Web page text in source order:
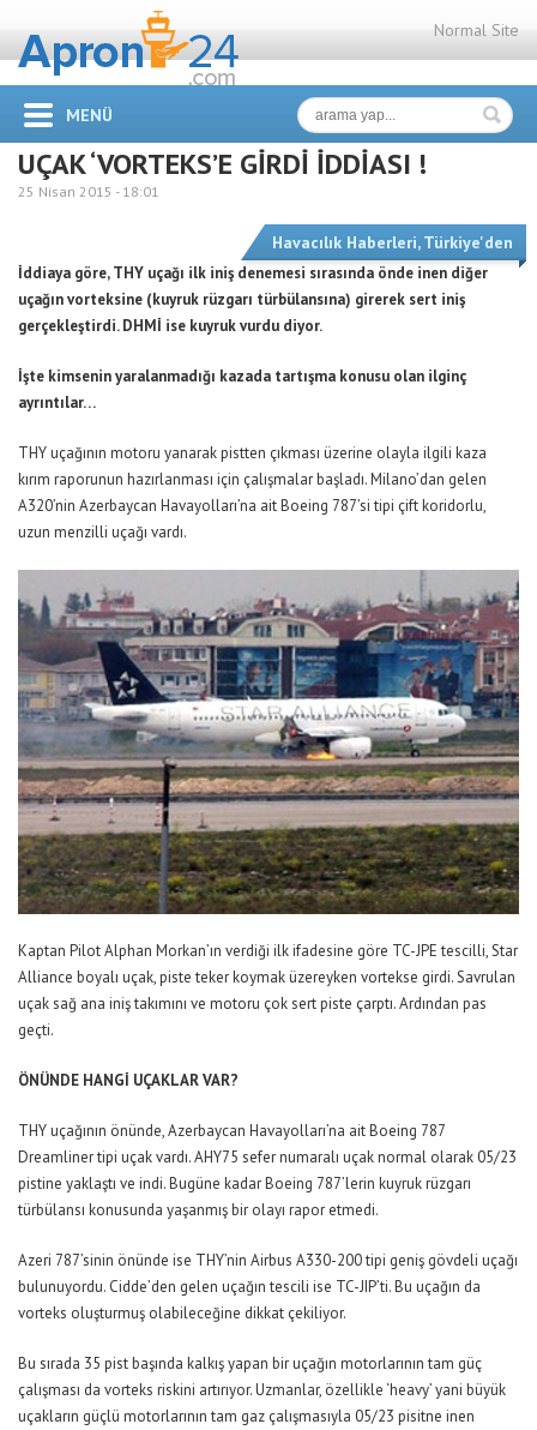
Normal Site
MENÜ
UÇAK ‘VORTEKS’E GİRDİ İDDİASI !
25 Nisan 2015 - 18:01
Havacılık Haberleri,Türkiye'den
İddiaya göre, THY uçağı ilk iniş denemesi sırasında önde inen diğer
uçağın vorteksine (kuyruk rüzgarı türbülansına) girerek sert iniş
gerçekleştirdi. DHMİ ise kuyruk vurdu diyor.
İşte kimsenin yaralanmadığı kazada tartışma konusu olan ilginç
ayrıntılar…
THY uçağının motoru yanarak pistten çıkması üzerine olayla ilgili kaza
kırım raporunun hazırlanması için çalışmalar başladı. Milano’dan gelen
A320’nin Azerbaycan Havayolları’na ait Boeing 787’si tipi çift koridorlu,
uzun menzilli uçağı vardı.
Kaptan Pilot Alphan Morkan’ın verdiği ilk ifadesine göre TC-JPE tescilli, Star
Alliance boyalı uçak, piste teker koymak üzereyken vortekse girdi. Savrulan
uçak sağ ana iniş takımını ve motoru çok sert piste çarptı. Ardından pas
geçti.
ÖNÜNDE HANGİ UÇAKLAR VAR?
THY uçağının önünde, Azerbaycan Havayolları’na ait Boeing 787
Dreamliner tipi uçak vardı. AHY75 sefer numaralı uçak normal olarak 05/23
pistine yaklaştı ve indi. Bugüne kadar Boeing 787’lerin kuyruk rüzgarı
türbülansı konusunda yaşanmış bir olayı rapor etmedi.
Azeri 787’sinin önünde ise THY’nin Airbus A330-200 tipi geniş gövdeli uçağı
bulunuyordu. Cidde’den gelen uçağın tescili ise TC-JIP’ti. Bu uçağın da
vorteks oluşturmuş olabileceğine dikkat çekiliyor.
Bu sırada 35 pist başında kalkış yapan bir uçağın motorlarının tam güç
çalışması da vorteks riskini artırıyor. Uzmanlar, özellikle ‘heavy’ yani büyük
uçakların güçlü motorlarının tam gaz çalışmasıyla 05/23 pisitne inen